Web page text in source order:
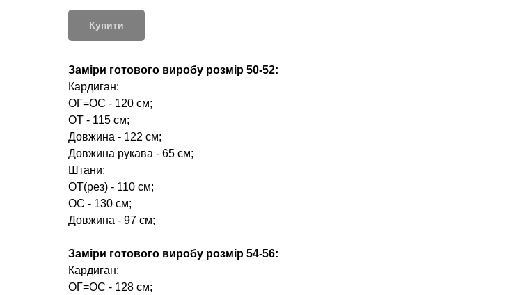
Купити
Заміри готового виробу розмір 50-52:
Кардиган:
ОГ=ОС - 120 см;
ОТ - 115 см;
Довжина - 122 см;
Довжина рукава - 65 см;
Штани:
ОТ(рез) - 110 см;
ОС - 130 см;
Довжина - 97 см;
Заміри готового виробу розмір 54-56:
Кардиган:
ОГ=ОС - 128 см;